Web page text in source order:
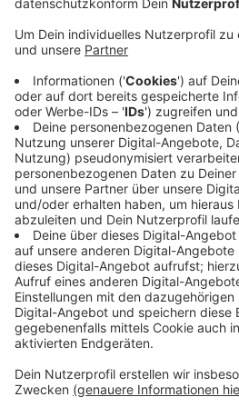
Anzeige
Im Achtelfinale des
den englischen Vize-Meister
zuletzt drei sieglosen
will sich die Borussia eine gute
Rückspiel in drei Wochen
aktuell geltenden
Deutschland findet die Partie
Mönchengladbach statt. Als
Stadion in Budapest festgelegt.
einer Woche auch RB Leipzig
spielen. Anstoß ist um 21 Uhr.